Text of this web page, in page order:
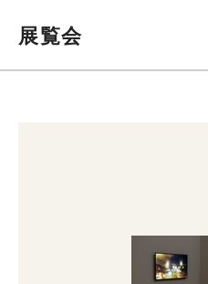
展覧会